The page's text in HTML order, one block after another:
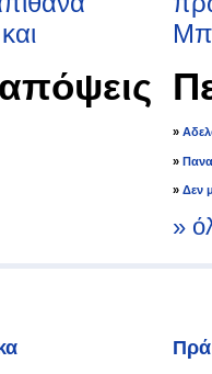
»
»
» Δεν
»